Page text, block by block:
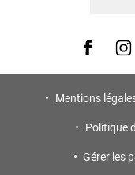
Visit us on
Mentions
Politique
Gérer les